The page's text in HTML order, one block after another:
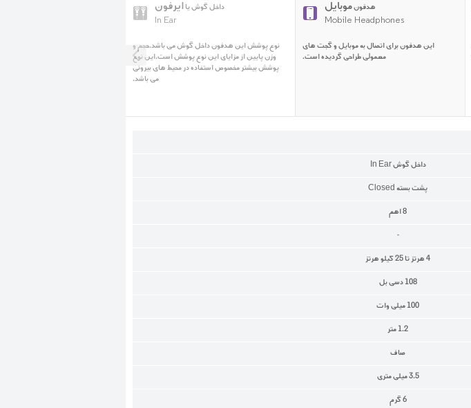
داخل گوش یاایرفون
In Ear
نوع پوشش این هدفون داخل گوش می باشد.حجم و
وزن پایین از مزایای این نوع پوشش است.این نوع
پوشش بیشتر مخصوص استفاده در محیط های بیرونی
می باشد.
هدفونموبایل
Mobile Headphones
این هدفون برای اتصال به موبایل و گجت های
معمولی طراحی گردیده است.
داخل گوش In Ear
پشت بسته Closed
8 اهم
-
4 هرتز تا 25 کیلو هرتز
108 دسی بل
100 میلی وات
1.2 متر
صاف
3.5 میلی متری
6 گرم